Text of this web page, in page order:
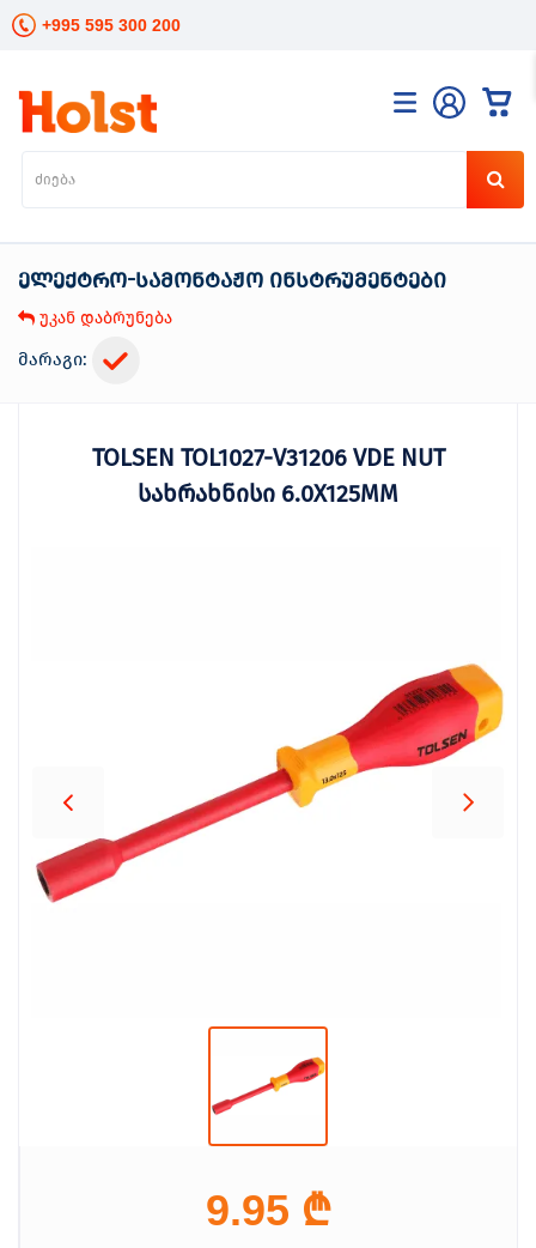
+995 595 300 200
ელექტრო-სამონტაჟო ინსტრუმენტები
უკან დაბრუნება
მარაგი:
TOLSEN TOL1027-V31206 VDE NUT
სახრახნისი 6.0X125MM
9.95 ₾
კატალოგი
განათება
ინსტრუმენტები
ელექტრო
მოვლა
მცენარეთა
სოც.